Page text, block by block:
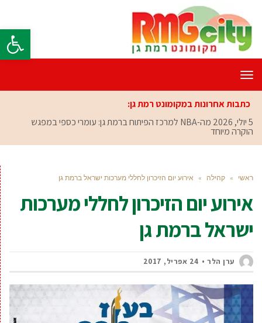
פתח
תפריט
כתבות אחרונות במקומונט רמת גן:
5 יולי, 2026
מה-NBA למרכז הפיתוח ברמת גן: עומרי כספי במפגש
הוקרה מיוחד
ראשי » קהילה » אירוע יום הזיכרון לחללי מערכות ישראל ברמת גן
אירוע יום הזיכרון לחללי מערכות
ישראל ברמת גן
ערן הלר 24 אפריל, 2017